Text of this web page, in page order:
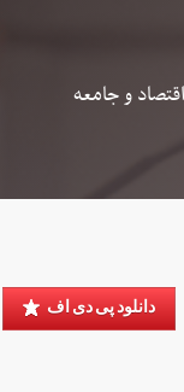
اقتصاد و جامعه
دانلود پی دی اف